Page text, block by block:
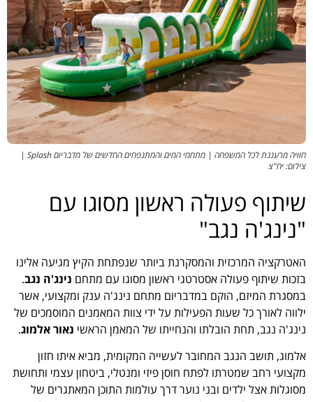
חוויה מרעננת לכל המשפחה | מתחמי המים והמתנפחים החדשים של מדבריום Splash |
צילום: יח"צ
שיתוף פעולה ראשון מסוגו עם
"נינג'ה נגב"
האטרקציה המרכזית והמסקרנת ביותר שנפתחת הקיץ מגיעה אלינו
בזכות שיתוף פעולה אסטרטגי ראשון מסוגו עם מתחם נינג'ה נגב.
במסגרת המיזם, הוקם במדבריום מתחם נינג'ה ענק ומקצועי, אשר
ילווה לאורך כל שעות הפעילות על ידי צוות המאמנים המוסמכים של
נינג'ה נגב, תחת הובלתו והנחייתו של המאמן הראשי נאור אלמוג.
אלמוג, תושב הנגב המחובר לעשייה המקומית, מביא איתו חזון
מקצועי רחב שמטרתו לפתח חוסן פיזי ומנטלי, ביטחון עצמי ותחושת
מסוגלות אצל ילדים ובני נוער דרך עולמות התוכן המאתגרים של